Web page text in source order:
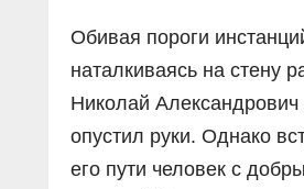
Обивая пороги
наталкиваясь на стену
Николай Александрович
опустил руки. Однако
его пути человек с